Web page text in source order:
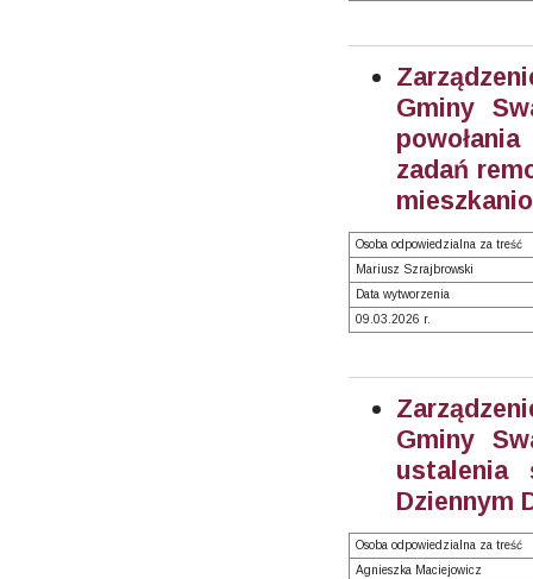
Gminy
zadań
Osoba odpowiedzialna za treść
Mariusz Szrajbrowski
Data wytworzenia
09.03.2026 r.
Gminy
ustalenia
Dziennym
Osoba odpowiedzialna za treść
Agnieszka Maciejowicz